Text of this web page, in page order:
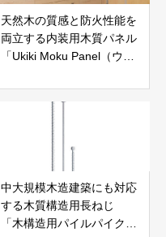
天然木の質感と防火性能を
両立する内装用木質パネル
「Ukiki Moku Panel（ウキ
社サンパテック
中大規模木造建築にも対応
する木質構造用長ねじ
「木構造用パイルパイクビ